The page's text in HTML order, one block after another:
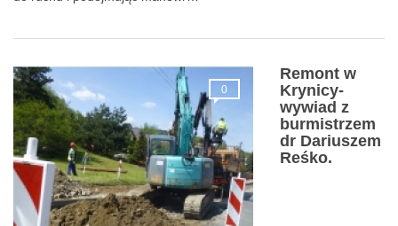
Remont w
Krynicy-
wywiad z
burmistrzem
dr Dariuszem